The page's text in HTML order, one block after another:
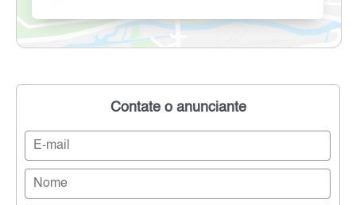
Contate o anunciante